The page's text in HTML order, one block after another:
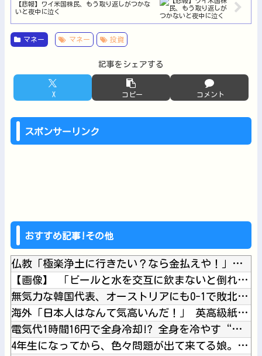
【悲報】ワイ米国株民、もう取り返しがつかな
いと夜中に泣く
マネー マネー 投資
記事をシェアする
X コピー コメント
スポンサーリンク
おすすめ記事!その他
仏教「極楽浄土に行きたい？なら金払えや！」キリスト教「お金は...
【画像】 「ビールと水を交互に飲まないと倒れるグラス」発売
無気力な韓国代表、オーストリアにも0-1で敗北…3月のAマッ...
海外「日本人はなんて気高いんだ！」 英高級紙も驚愕した極限の...
電気代1時間16円で全身冷却!? 全身を冷やす“人間用冷蔵庫...
4年生になってから、色々問題が出て来てる娘。私も毎日怒鳴り続...